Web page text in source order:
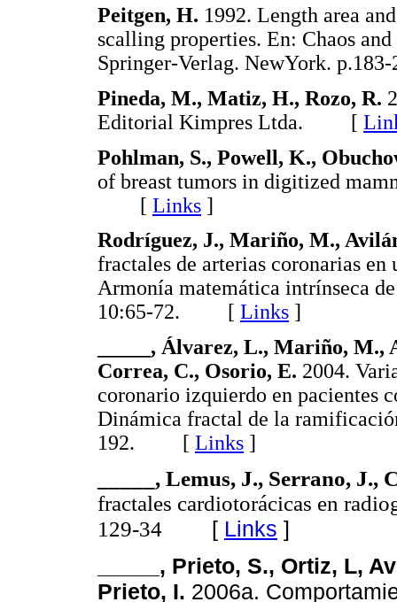
Peitgen, H. 1992. Length area
scalling properties. En: Chaos
Springer-Verlag. NewYork.
Pineda, M., Matiz, H., Rozo, R.
Editorial Kimpres Ltda. [
Pohlman, S., Powell, K.,
of breast tumors in digitized
[ Links ]
Rodríguez, J., Mariño, M.,
fractales de arterias coronarias
Armonía matemática intrínseca
10:65-72. [ Links ]
_____, Álvarez, L., Mariño, M.,
Correa, C., Osorio, E. 2004.
coronario izquierdo en pacientes
Dinámica fractal de la
192. [ Links ]
_____, Lemus, J., Serrano, J.,
fractales cardiotorácicas en
129-34 [ Links ]
_____, Prieto, S., Ortiz, L,
Prieto, I. 2006a.